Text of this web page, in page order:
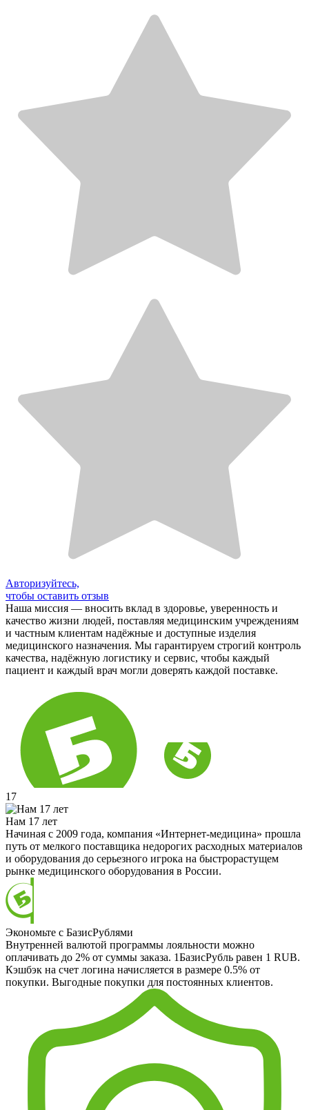
Авторизуйтесь,
чтобы оставить отзыв
Наша миссия — вносить вклад в здоровье, уверенность и
качество жизни людей, поставляя медицинским учреждениям
и частным клиентам надёжные и доступные изделия
медицинского назначения. Мы гарантируем строгий контроль
качества, надёжную логистику и сервис, чтобы каждый
пациент и каждый врач могли доверять каждой поставке.
17
Нам 17 лет
Начиная с 2009 года, компания «Интернет-медицина» прошла
путь от мелкого поставщика недорогих расходных материалов
и оборудования до серьезного игрока на быстрорастущем
рынке медицинского оборудования в России.
Экономьте с БазисРублями
Внутренней валютой программы лояльности можно
оплачивать до 2% от суммы заказа. 1БазисРубль равен 1 RUB.
Кэшбэк на счет логина начисляется в размере 0.5% от
покупки. Выгодные покупки для постоянных клиентов.